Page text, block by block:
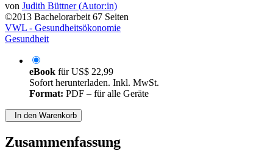
von Judith Büttner (Autor:in)
©2013 Bachelorarbeit 67 Seiten
VWL - Gesundheitsökonomie
Gesundheit
eBook fürUS$ 22,99
Sofort herunterladen. Inkl. MwSt.
Format: PDF – für alle Geräte
In den Warenkorb
Zusammenfassung